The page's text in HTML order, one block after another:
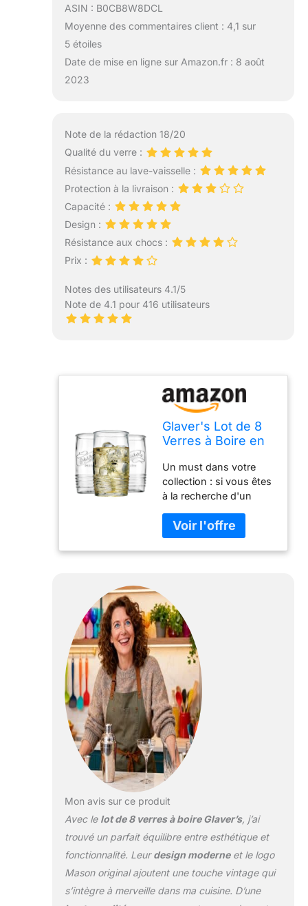
ASIN : B0CB8W8DCL
Moyenne des commentaires client : 4,1 sur
5 étoiles
Date de mise en ligne sur Amazon.fr : 8 août
2023
Note de la rédaction 18/20
Qualité du verre :
Résistance au lave-vaisselle :
Protection à la livraison :
Capacité :
Design :
Résistance aux chocs :
Prix :
Notes des utilisateurs 4.1/5
Note de 4.1 pour 416 utilisateurs
Glaver's Lot de 8
Verres à Boire en
sans pied pour un
usage quotidien,
forme moderne
avec logo Mason
original vintage
pour bar, eau,
bière, jus.
Un must dans votre
collection : si vous êtes
à la recherche d'un
verrerie à la fois
pratique et élégant,
l'ensemble de gobelets
verrerie vintage se
distingue par un
superbe savoir-faire
italien qui apporte une
touche raffinée et
vintage à la décoration
Superbe design vintage
: les verres en verre
présentent un design
exquis en relief qui
donne une ambiance
vintage italienne
authentique inspirée
des années 30, parfaits
pour orner votre
décoration d'intérieur et
servir une boisson
froide avec style.
Polyvalent et chic : les
gobelets en verre
Glavers ont une
Mon avis sur ce produit
Avec le lot de 8 verres à boire Glaver’s, j’ai
trouvé un parfait équilibre entre esthétique et
fonctionnalité. Leurdesign moderneet le logo
Mason original ajoutent une touche vintage qui
s’intègre à merveille dans ma cuisine. D’une